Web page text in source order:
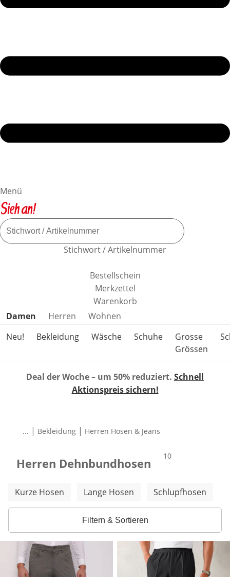
Menü
Stichwort / Artikelnummer
Bestellschein
Merkzettel
Warenkorb
Produktkategorien überspringen
Damen Herren
Wohnen
Neu!
Bekleidung Wäsche Schuhe
Grosse
Grössen
Deal der Woche– um 50% reduziert. Schnell
Aktionspreis sichern!
... | Bekleidung | Herren Hosen & Jeans
Herren Dehnbundhosen Produkte
10
Weitere Kategorien überspringen
Kurze Hosen Lange Hosen Schlupfhosen
Filtern & Sortieren